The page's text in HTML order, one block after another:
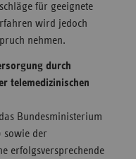
für geeignete
wird jedoch
nehmen.
durch
telemedizinischen
Bundesministerium
sowie der
erfolgsversprechende